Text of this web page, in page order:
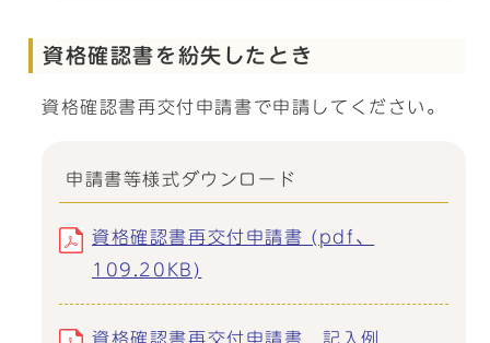
資格確認書を紛失したとき
資格確認書再交付申請書で申請してください。
申請書等様式ダウンロード
資格確認書再交付申請書 (pdf、
109.20KB)
資格確認書再交付申請書 記入例